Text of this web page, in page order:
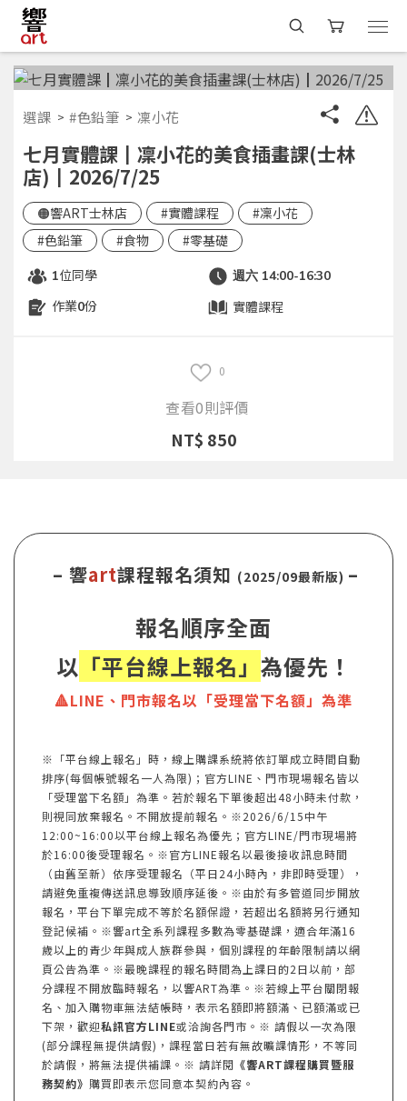
選課 #色鉛筆 凜小花
七月實體課┃凜小花的美食插畫課(士林
店)┃2026/7/25
🟠響ART士林店 #實體課程
#凜小花
#色鉛筆
#食物 #零基礎
1位同學 週六 14:00-16:30
作業0份 實體課程
0
查看0則評價
NT$ 850
– 響art課程報名須知 (2025/09最新版) –
報名順序全面
以 「平台線上報名」 為優先！
🔺LINE、門市報名以「受理當下名額」為準
※「平台線上報名」時，線上購課系統將依訂單成立時間自動
排序(每個帳號報名一人為限)；官方LINE、門市現場報名皆以
「受理當下名額」為準。若於報名下單後超出48小時未付款，
則視同放棄報名。不開放提前報名。※2026/6/15中午
12:00~16:00以平台線上報名為優先；官方LINE/門市現場將
於16:00後受理報名。※官方LINE報名以最後接收訊息時間
（由舊至新）依序受理報名（平日24小時內，非即時受理），
請避免重複傳送訊息導致順序延後。※由於有多管道同步開放
報名，平台下單完成不等於名額保證，若超出名額將另行通知
登記候補。※響art全系列課程多數為零基礎課，適合年滿16
歲以上的青少年與成人族群參與，個別課程的年齡限制請以網
頁公告為準。※最晚課程的報名時間為上課日的2日以前，部
分課程不開放臨時報名，以響ART為準。※若線上平台關閉報
名、加入購物車無法結帳時，表示名額即將額滿、已額滿或已
下架，歡迎私訊官方LINE或洽詢各門市。※ 請假以一次為限
(部分課程無提供請假)，課程當日若有無故曠課情形，不等同
於請假，將無法提供補課。※ 請詳閱 《響ART課程購買暨服
務契約》 購買即表示您同意本契約內容。